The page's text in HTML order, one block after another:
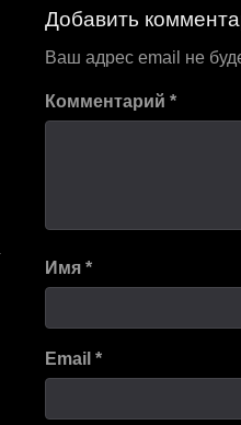
записям
Добавить
Ваш адрес email не
Комментарий *
Имя *
Email *